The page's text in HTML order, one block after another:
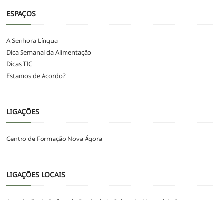
ESPAÇOS
A Senhora Língua
Dica Semanal da Alimentação
Dicas TIC
Estamos de Acordo?
LIGAÇÕES
Centro de Formação Nova Ágora
LIGAÇÕES LOCAIS